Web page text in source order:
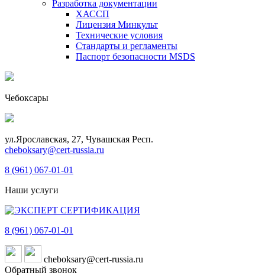
Разработка документации
ХАССП
Лицензия Минкульт
Технические условия
Стандарты и регламенты
Паспорт безопасности MSDS
Чебоксары
ул.Ярославская, 27, Чувашская Респ.
cheboksary@cert-russia.ru
8 (961) 067-01-01
Наши услуги
8 (961) 067-01-01
cheboksary@cert-russia.ru
Обратный звонок